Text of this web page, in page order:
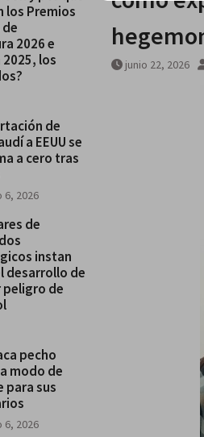
2025, los escritores
junio 22, 2026
los Premios
2026 e
los
de
a EEUU se
a cero tras
6, 2026
de
instan
desarrollo de
peligro de
pecho
modo de
para sus
6, 2026